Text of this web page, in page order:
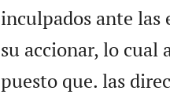
inculpados ante las
su accionar, lo cual
puesto que. las